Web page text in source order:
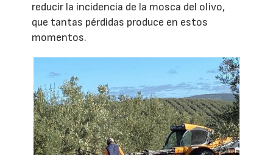
reducir la incidencia de la mosca del olivo,
que tantas pérdidas produce en estos
momentos.